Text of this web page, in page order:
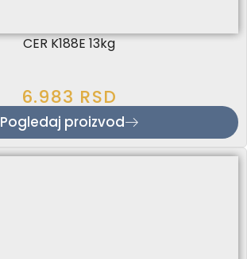
CER K188E 13kg
6.983 RSD
Pogledaj proizvod